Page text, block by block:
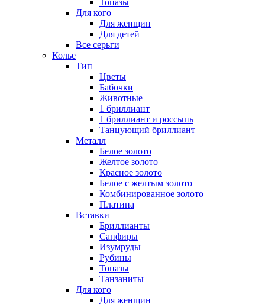
Топазы
Для кого
Для женщин
Для детей
Все серьги
Колье
Тип
Цветы
Бабочки
Животные
1 бриллиант
1 бриллиант и россыпь
Танцующий бриллиант
Металл
Белое золото
Желтое золото
Красное золото
Белое с желтым золото
Комбинированное золото
Платина
Вставки
Бриллианты
Сапфиры
Изумруды
Рубины
Топазы
Танзаниты
Для кого
Для женщин